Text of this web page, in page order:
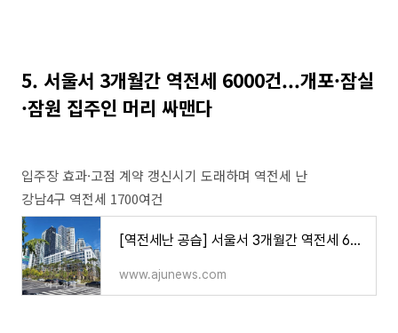
5. 서울서 3개월간 역전세 6000건...개포·잠실
·잠원 집주인 머리 싸맨다
입주장 효과·고점 계약 갱신시기 도래하며 역전세 난
강남4구 역전세 1700여건
[역전세난 공습] 서울서 3개월간 역전세 6000건...개포·잠실·잠원 집주인 머리 싸맨다 | 아주경제
www.ajunews.com